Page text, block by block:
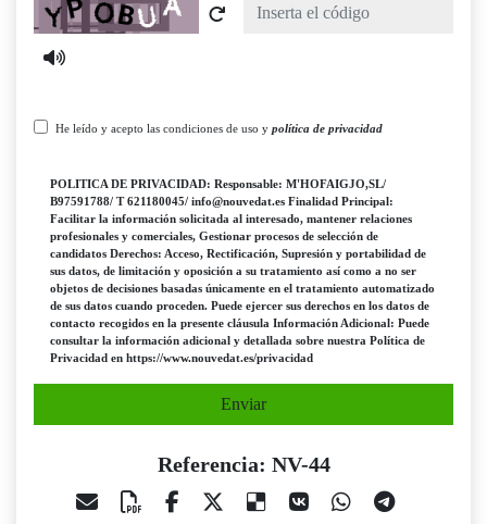
Captcha
He leído y acepto las condiciones de uso y política de privacidad
POLITICA DE PRIVACIDAD: Responsable: M'HOFAIGJO,SL/
B97591788/ T 621180045/ info@nouvedat.es Finalidad Principal:
Facilitar la información solicitada al interesado, mantener relaciones
profesionales y comerciales, Gestionar procesos de selección de
candidatos Derechos: Acceso, Rectificación, Supresión y portabilidad de
sus datos, de limitación y oposición a su tratamiento así como a no ser
objetos de decisiones basadas únicamente en el tratamiento automatizado
de sus datos cuando proceden. Puede ejercer sus derechos en los datos de
contacto recogidos en la presente cláusula Información Adicional: Puede
consultar la información adicional y detallada sobre nuestra Política de
Privacidad en https://www.nouvedat.es/privacidad
Enviar
Referencia: NV-44